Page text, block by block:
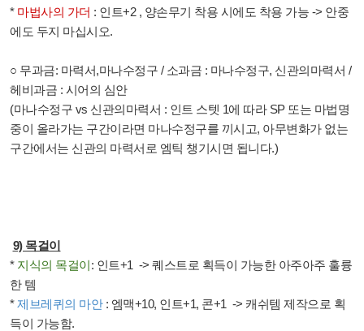
* 마법사의 가더 : 인트+2 , 양손무기 착용 시에도 착용 가능 -> 안중
에도 두지 마십시오.
○ 무과금: 마력서,마나수정구 / 소과금 : 마나수정구, 신관의마력서 /
헤비과금 : 시어의 심안
(마나수정구 vs 신관의마력서 : 인트 스텟 1에 따라SP 또는 마법명
중이 올라가는 구간이라면 마나수정구를 끼시고, 아무변화가 없는
구간에서는 신관의 마력서로 엠틱 챙기시면 됩니다.)
9) 목걸이
* 지식의 목걸이: 인트+1 -> 퀘스트로 획득이 가능한 아주아주 훌륭
한 템
*제브레퀴의 마안: 엠맥+10, 인트+1, 콘+1 -> 캐쉬템 제작으로 획
득이 가능함.